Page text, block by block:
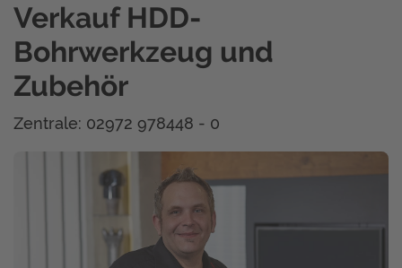
Verkauf HDD-
Bohrwerkzeug und
Zubehör
Zentrale: 02972 978448 - 0